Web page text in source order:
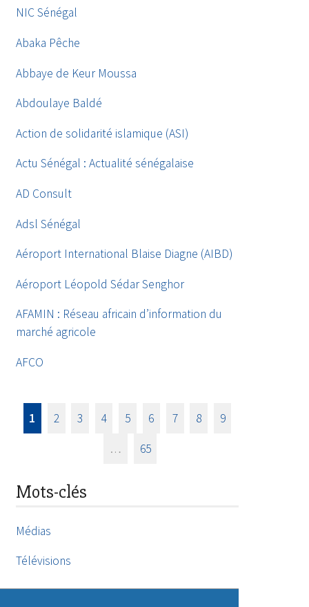
NIC Sénégal
Abaka Pêche
Abbaye de Keur Moussa
Abdoulaye Baldé
Action de solidarité islamique (ASI)
Actu Sénégal : Actualité sénégalaise
AD Consult
Adsl Sénégal
Aéroport International Blaise Diagne (AIBD)
Aéroport Léopold Sédar Senghor
AFAMIN : Réseau africain d’information du
marché agricole
AFCO
1 2 3 4 5 6 7 8
9
…
65
Mots-clés
Médias
Télévisions